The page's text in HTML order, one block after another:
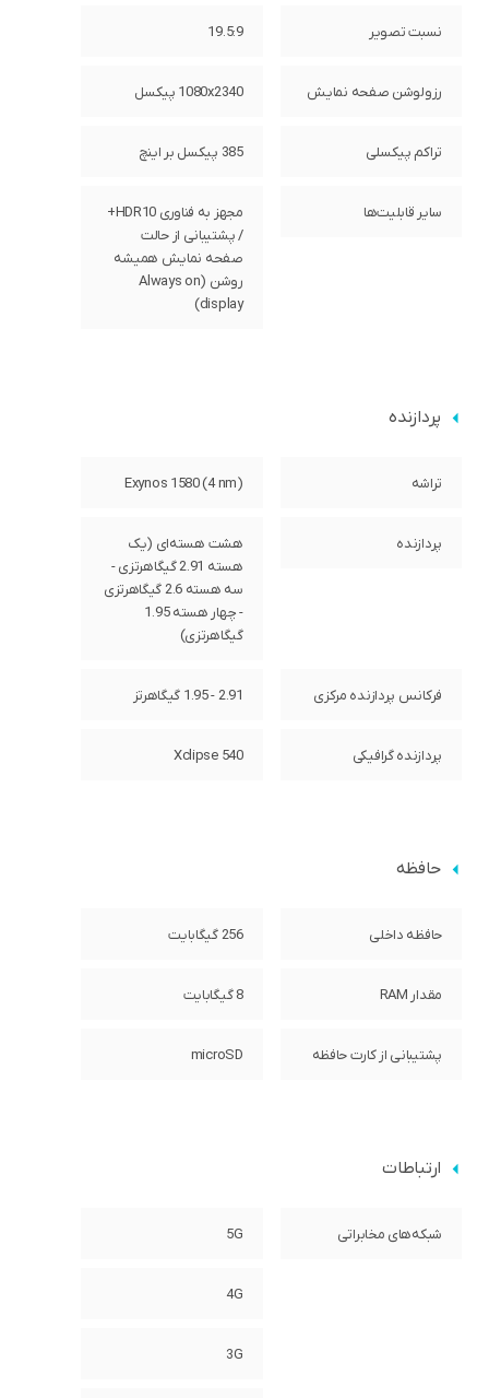
نسبت تصویر 19.5:9
رزولوشن صفحه نمایش 1080x2340 پیکسل
تراکم پیکسلی 385 پیکسل بر اینچ
سایر قابلیت‌ها
مجهز به فناوری HDR10+
/ پشتیبانی از حالت
صفحه نمایش همیشه
روشن (Always on
display)
پردازنده
تراشه Exynos 1580 (4 nm)
پردازنده‌
هشت هسته‌ای (یک
هسته 2.91 گیگاهرتزی -
سه هسته 2.6 گیگاهرتزی
- چهار هسته 1.95
گیگاهرتزی)
فرکانس پردازنده‌ مرکزی 2.91 - 1.95 گیگاهرتز
پردازنده‌ گرافیکی Xclipse 540
حافظه
حافظه داخلی 256 گیگابایت
مقدار RAM 8 گیگابایت
پشتیبانی از کارت حافظه microSD
ارتباطات
شبکه‌های مخابراتی 5G
4G
3G